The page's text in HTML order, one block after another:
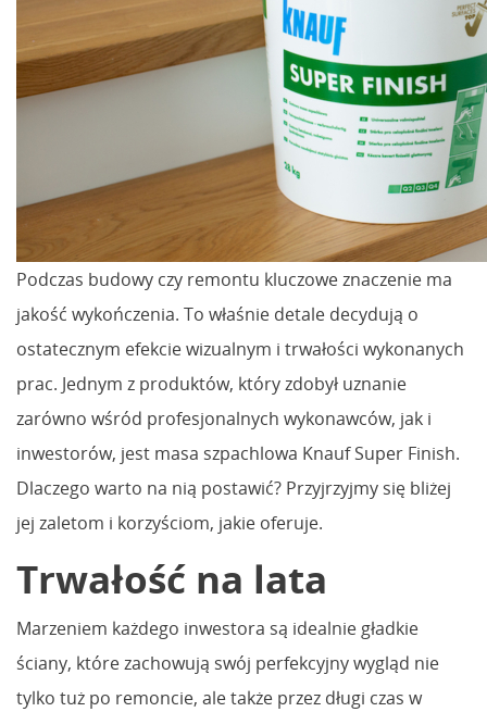
Podczas budowy czy remontu kluczowe znaczenie ma
jakość wykończenia. To właśnie detale decydują o
ostatecznym efekcie wizualnym i trwałości wykonanych
prac. Jednym z produktów, który zdobył uznanie
zarówno wśród profesjonalnych wykonawców, jak i
inwestorów, jest masa szpachlowa Knauf Super Finish.
Dlaczego warto na nią postawić? Przyjrzyjmy się bliżej
jej zaletom i korzyściom, jakie oferuje.
Trwałość na lata
Marzeniem każdego inwestora są idealnie gładkie
ściany, które zachowują swój perfekcyjny wygląd nie
tylko tuż po remoncie, ale także przez długi czas w